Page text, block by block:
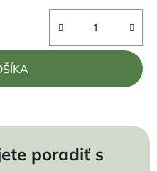
poradiť s